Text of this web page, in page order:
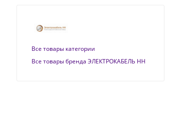
Все товары категории
Все товары бренда ЭЛЕКТРОКАБЕЛЬ НН